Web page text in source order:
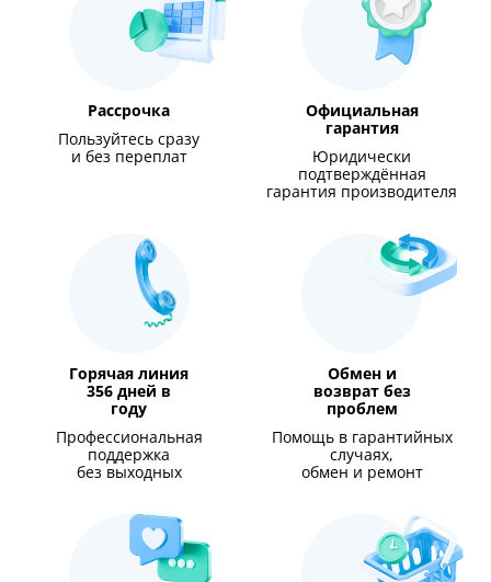
Рассрочка
Пользуйтесь сразу
и без переплат
Официальная
гарантия
Юридически
подтверждённая
гарантия производителя
Горячая линия
356 дней в
году
Профессиональная
поддержка
без выходных
Обмен и
возврат без
проблем
Помощь в гарантийных
случаях,
обмен и ремонт